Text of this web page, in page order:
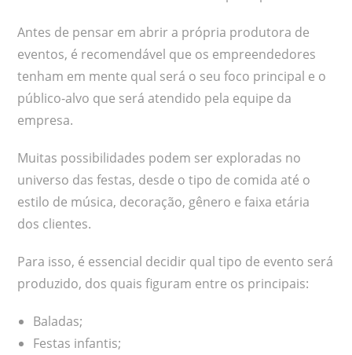
Antes de pensar em abrir a própria produtora de
eventos, é recomendável que os empreendedores
tenham em mente qual será o seu foco principal e o
público-alvo que será atendido pela equipe da
empresa.
Muitas possibilidades podem ser exploradas no
universo das festas, desde o tipo de comida até o
estilo de música, decoração, gênero e faixa etária
dos clientes.
Para isso, é essencial decidir qual tipo de evento será
produzido, dos quais figuram entre os principais:
Baladas;
Festas infantis;